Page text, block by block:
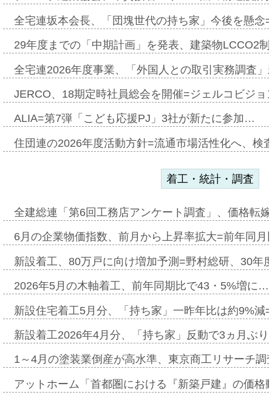
全宅連坂本会長、「団塊世代の持ち家」今後を懸
29年度までの「中期計画」を発表、建築物LCCO2
全宅連2026年度事業、「外国人との取引実務調査
JERCO、18期定時社員総会を開催=ジェルコビジ
ALIA=第7弾「こども応援PJ」3社が新たに参加…
住団連の2026年度活動方針=流通市場活性化へ、検
着工・統計・調査
全建総連「第6回工務店アンケート調査」、価格転
6月の企業物価指数、前月から上昇率拡大=前年同
新設着工、80万戸に向け増加予測=野村総研、30年
2026年5月の木軸着工、前年同期比で43・5%増に…
新設住宅着工5月分、「持ち家」一昨年比は約9%
新設着工2026年4月分、「持ち家」反動で3ヵ月ぶ
1～4月の塗装業倒産が高水準、東京商工リサーチ
アットホーム「首都圏における『新築戸建』の価